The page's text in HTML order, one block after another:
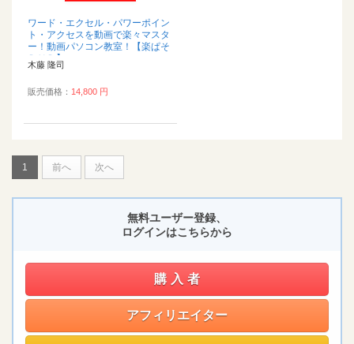
ワード・エクセル・パワーポイン
ト・アクセスを動画で楽々マスタ
ー！動画パソコン教室！【楽ぱそ
ＤＶＤ】...
木藤 隆司
販売価格： 14,800 円
1 前へ 次へ
無料ユーザー登録、
ログインはこちらから
購入者
アフィリエイター